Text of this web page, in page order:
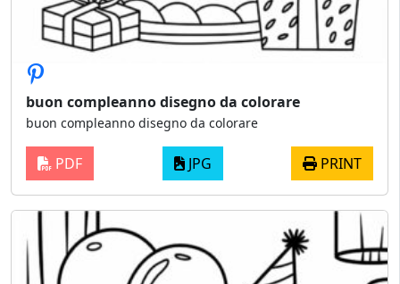
buon compleanno disegno da colorare
buon compleanno disegno da colorare
PDF JPG PRINT